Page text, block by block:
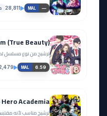
MAL —
28,811
(True Beauty)
ترشيح من نوع مسلسل
MAL 6.59
Academia
ترشيح مناسب لأنه